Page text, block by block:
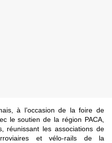
à l’occasion de la foire de
le soutien de la région PACA,
réunissant les associations de
et vélo-rails de la